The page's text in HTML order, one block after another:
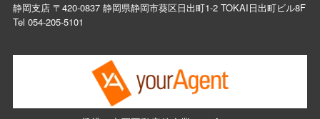
静岡支店 〒420-0837 静岡県静岡市葵区日出町1-2 TOKAI日出町ビル8F
Tel 054-205-5101